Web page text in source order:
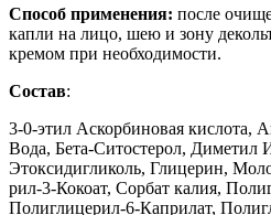
Способ применения: после
капли на лицо, шею и зону
кремом при необходимости.
Состав:
3-0-этил Аскорбиновая кислота,
Вода, Бета-Ситостерол, Диметил
Этоксидигликоль, Глицерин,
рил-3-Кокоат, Сорбат калия,
Полиглицерил-6-Каприлат,